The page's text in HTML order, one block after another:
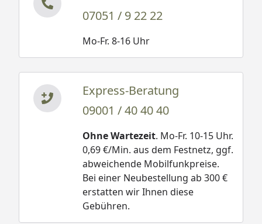
07051 / 9 22 22
Mo-Fr. 8-16 Uhr
Express-Beratung
09001 / 40 40 40
Ohne Wartezeit. Mo-Fr. 10-15 Uhr.
0,69 €/Min. aus dem Festnetz, ggf.
abweichende Mobilfunkpreise.
Bei einer Neubestellung ab 300 €
erstatten wir Ihnen diese
Gebühren.